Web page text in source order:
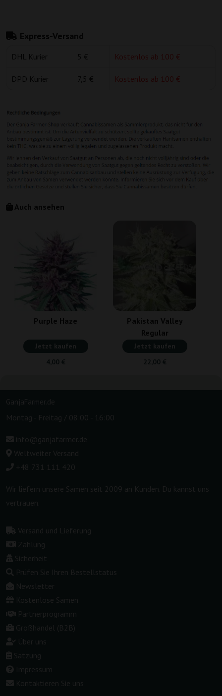
Express-Versand
DHL Kurier 5 € Kostenlos ab 100 €
DPD Kurier 7,5 € Kostenlos ab 100 €
Auch ansehen
Purple Haze
Jetzt kaufen
4,00 €
Pakistan Valley
Regular
Jetzt kaufen
22,00 €
GanjaFarmer.de
Montag - Freitag / 08:00 - 16:00
info@ganjafarmer.de
Weltweiter Versand
+48 731 111 420
Wir liefern unsere Samen seit 2009 an Kunden. Du kannst uns
vertrauen.
Versand und Lieferung
Zahlung
Sicherheit
Prüfen Sie Ihren Bestellstatus
Newsletter
Kostenlose Samen
Partnerprogramm
Großhandel (B2B)
Über uns
Satzung
Impressum
Kontaktieren Sie uns